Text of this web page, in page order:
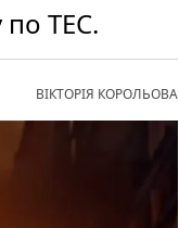
по ТЕС.
ВІКТОРІЯ КОРОЛЬОВА